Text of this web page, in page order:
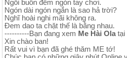
Ngồi buồn đếm ngón tay chơi.
Ngón dài ngón ngắn là sao hả trời?
Nghĩ hoài nghi mãi không ra.
Đem dao ta chặt thế là bằng nhau.
----------Bạn đang xem Me Hài Ola tại
Xin chào ban!
Rất vui vì bạn đã ghé thăm ME tớ!